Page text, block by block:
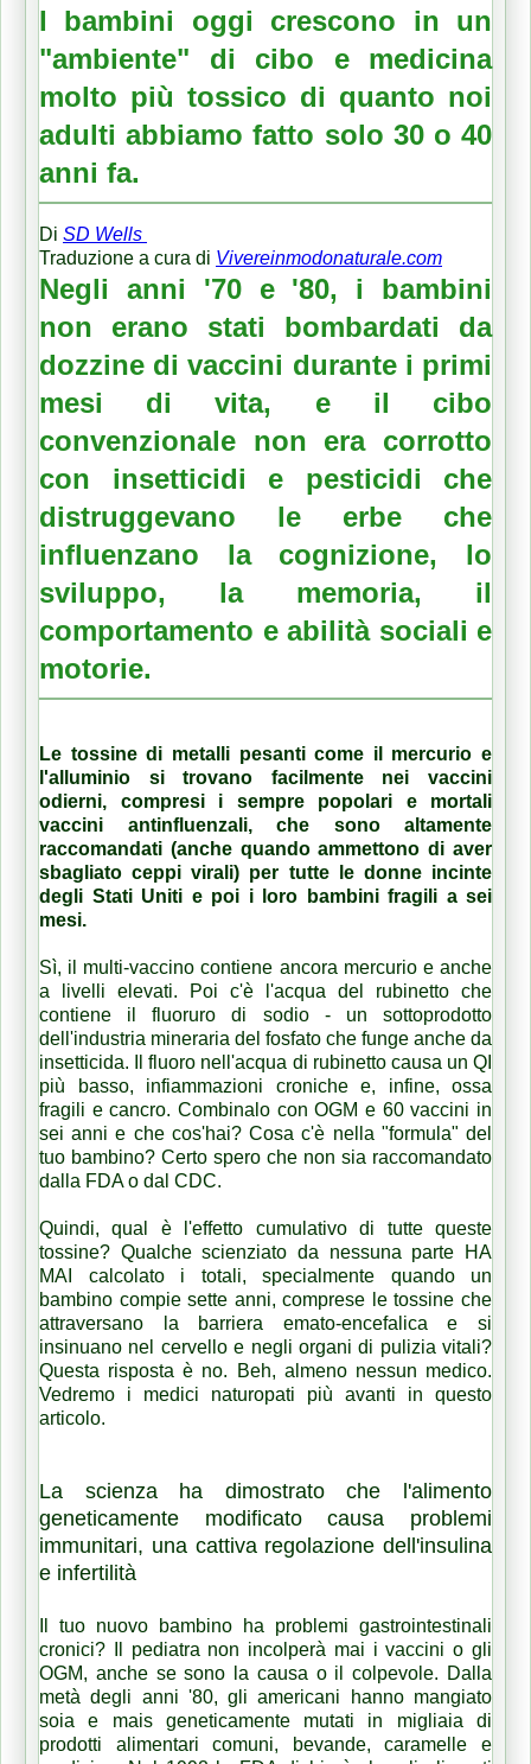
I bambini oggi crescono in un
"ambiente" di cibo e medicina
molto più tossico di quanto noi
adulti abbiamo fatto solo 30 o 40
anni fa.
Di SD Wells
Traduzione a cura di Vivereinmodonaturale.com
Negli anni '70 e '80, i bambini
non erano stati bombardati da
dozzine di vaccini durante i primi
mesi di vita, e il cibo
convenzionale non era corrotto
con insetticidi e pesticidi che
distruggevano le erbe che
influenzano la cognizione, lo
sviluppo, la memoria, il
comportamento e abilità sociali e
motorie.
Le tossine di metalli pesanti come il mercurio e
l'alluminio si trovano facilmente nei vaccini
odierni, compresi i sempre popolari e mortali
vaccini antinfluenzali, che sono altamente
raccomandati (anche quando ammettono di aver
sbagliato ceppi virali) per tutte le donne incinte
degli Stati Uniti e poi i loro bambini fragili a sei
mesi.
Sì, il multi-vaccino contiene ancora mercurio e anche
a livelli elevati. Poi c'è l'acqua del rubinetto che
contiene il fluoruro di sodio - un sottoprodotto
dell'industria mineraria del fosfato che funge anche da
insetticida. Il fluoro nell'acqua di rubinetto causa un QI
più basso, infiammazioni croniche e, infine, ossa
fragili e cancro. Combinalo con OGM e 60 vaccini in
sei anni e che cos'hai? Cosa c'è nella "formula" del
tuo bambino? Certo spero che non sia raccomandato
dalla FDA o dal CDC.
Quindi, qual è l'effetto cumulativo di tutte queste
tossine? Qualche scienziato da nessuna parte HA
MAI calcolato i totali, specialmente quando un
bambino compie sette anni, comprese le tossine che
attraversano la barriera emato-encefalica e si
insinuano nel cervello e negli organi di pulizia vitali?
Questa risposta è no. Beh, almeno nessun medico.
Vedremo i medici naturopati più avanti in questo
articolo.
La scienza ha dimostrato che l'alimento
geneticamente modificato causa problemi
immunitari, una cattiva regolazione dell'insulina
e infertilità
Il tuo nuovo bambino ha problemi gastrointestinali
cronici? Il pediatra non incolperà mai i vaccini o gli
OGM, anche se sono la causa o il colpevole. Dalla
metà degli anni '80, gli americani hanno mangiato
soia e mais geneticamente mutati in migliaia di
prodotti alimentari comuni, bevande, caramelle e